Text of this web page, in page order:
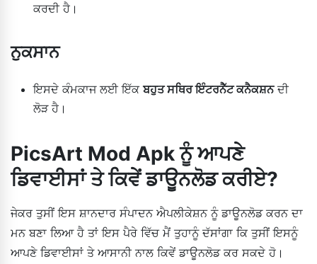
ਕਰਦੀ ਹੈ।
ਨੁਕਸਾਨ
ਇਸਦੇ ਕੰਮਕਾਜ ਲਈ ਇੱਕਬਹੁਤ ਸਥਿਰ ਇੰਟਰਨੈੱਟ ਕਨੈਕਸ਼ਨਦੀ
ਲੋੜ ਹੈ।
PicsArt Mod Apk ਨੂੰ ਆਪਣੇ
ਡਿਵਾਈਸਾਂ ਤੇ ਕਿਵੇਂ ਡਾਊਨਲੋਡ ਕਰੀਏ?
ਜੇਕਰ ਤੁਸੀਂ ਇਸ ਸ਼ਾਨਦਾਰ ਸੰਪਾਦਨ ਐਪਲੀਕੇਸ਼ਨ ਨੂੰ ਡਾਊਨਲੋਡ ਕਰਨ ਦਾ
ਮਨ ਬਣਾ ਲਿਆ ਹੈ ਤਾਂ ਇਸ ਪੈਰੇ ਵਿੱਚ ਮੈਂ ਤੁਹਾਨੂੰ ਦੱਸਾਂਗਾ ਕਿ ਤੁਸੀਂ ਇਸਨੂੰ
ਆਪਣੇ ਡਿਵਾਈਸਾਂ ਤੇ ਆਸਾਨੀ ਨਾਲ ਕਿਵੇਂ ਡਾਊਨਲੋਡ ਕਰ ਸਕਦੇ ਹੋ।